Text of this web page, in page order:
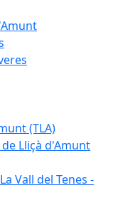
(TLA)
Lliçà d'Amunt
Vall del Tenes -